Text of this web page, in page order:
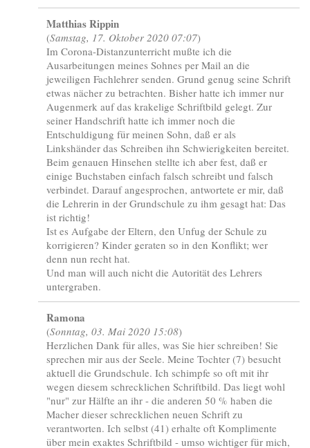
Matthias Rippin
(Samstag, 17. Oktober 2020 07:07)
Im Corona-Distanzunterricht mußte ich die
Ausarbeitungen meines Sohnes per Mail an die
jeweiligen Fachlehrer senden. Grund genug seine Schrift
etwas nächer zu betrachten. Bisher hatte ich immer nur
Augenmerk auf das krakelige Schriftbild gelegt. Zur
seiner Handschrift hatte ich immer noch die
Entschuldigung für meinen Sohn, daß er als
Linkshänder das Schreiben ihn Schwierigkeiten bereitet.
Beim genauen Hinsehen stellte ich aber fest, daß er
einige Buchstaben einfach falsch schreibt und falsch
verbindet. Darauf angesprochen, antwortete er mir, daß
die Lehrerin in der Grundschule zu ihm gesagt hat: Das
ist richtig!
Ist es Aufgabe der Eltern, den Unfug der Schule zu
korrigieren? Kinder geraten so in den Konflikt; wer
denn nun recht hat.
Und man will auch nicht die Autorität des Lehrers
untergraben.
Ramona
(Sonntag, 03. Mai 2020 15:08)
Herzlichen Dank für alles, was Sie hier schreiben! Sie
sprechen mir aus der Seele. Meine Tochter (7) besucht
aktuell die Grundschule. Ich schimpfe so oft mit ihr
wegen diesem schrecklichen Schriftbild. Das liegt wohl
"nur" zur Hälfte an ihr - die anderen 50 % haben die
Macher dieser schrecklichen neuen Schrift zu
verantworten. Ich selbst (41) erhalte oft Komplimente
über mein exaktes Schriftbild - umso wichtiger für mich,